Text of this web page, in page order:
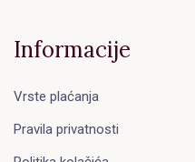
Informacije
Vrste plaćanja
Pravila privatnosti